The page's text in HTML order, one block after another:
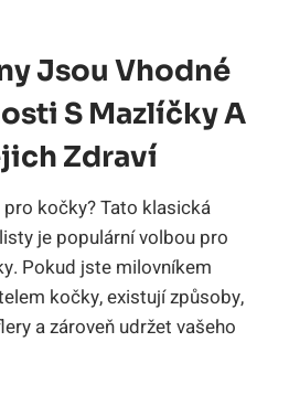
Jsou Vhodné
S Mazlíčky A
Zdraví
kočky? Tato klasická
je populární volbou pro
Pokud jste milovníkem
kočky, existují způsoby,
a zároveň udržet vašeho